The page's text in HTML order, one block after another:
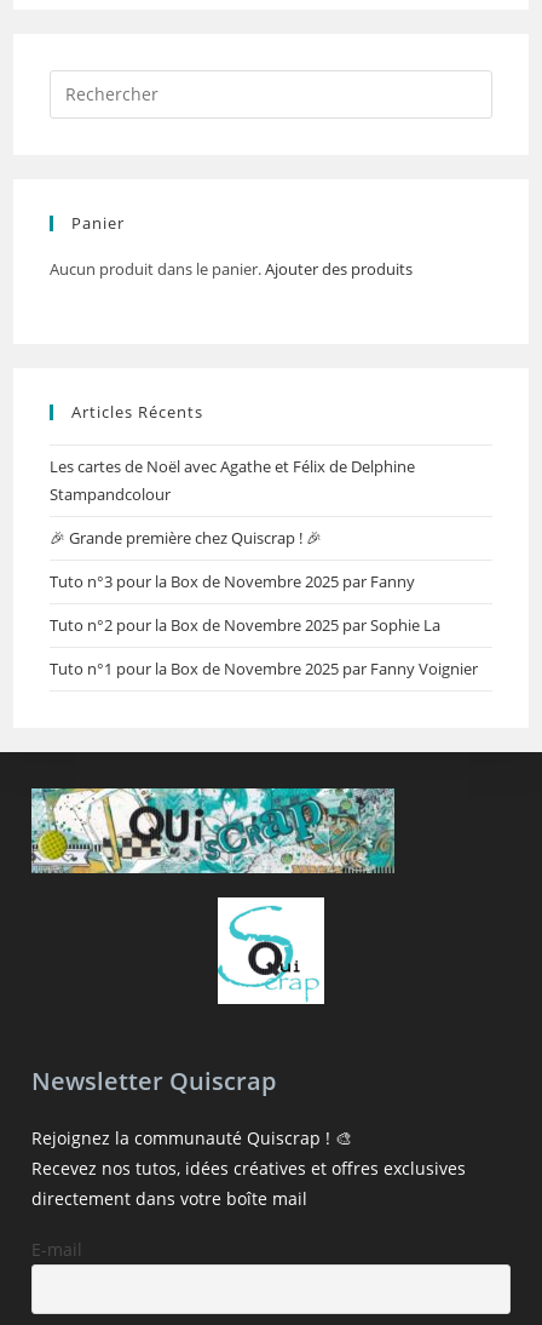
Panier
Aucun produit dans le panier.Ajouter des produits
Articles Récents
Les cartes de Noël avec Agathe et Félix de Delphine
Stampandcolour
🎉 Grande première chez Quiscrap ! 🎉
Tuto n°3 pour la Box de Novembre 2025 par Fanny
Tuto n°2 pour la Box de Novembre 2025 par Sophie La
Tuto n°1 pour la Box de Novembre 2025 par Fanny Voignier
Newsletter Quiscrap
Rejoignez la communauté Quiscrap ! 🎨
Recevez nos tutos, idées créatives et offres exclusives
directement dans votre boîte mail
E-mail